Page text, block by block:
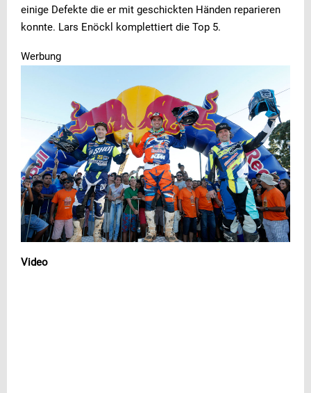
einige Defekte die er mit geschickten Händen reparieren
konnte. Lars Enöckl komplettiert die Top 5.
Werbung
Video